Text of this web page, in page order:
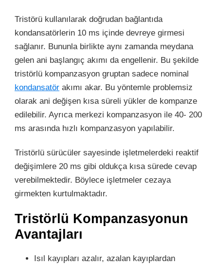
Tristörü kullanılarak doğrudan bağlantıda
kondansatörlerin 10 ms içinde devreye girmesi
sağlanır. Bununla birlikte aynı zamanda meydana
gelen ani başlangıç akımı da engellenir. Bu şekilde
tristörlü kompanzasyon gruptan sadece nominal
kondansatör akımı akar. Bu yöntemle problemsiz
olarak ani değişen kısa süreli yükler de kompanze
edilebilir. Ayrıca merkezi kompanzasyon ile 40- 200
ms arasında hızlı kompanzasyon yapılabilir.
Tristörlü sürücüler sayesinde işletmelerdeki reaktif
değişimlere 20 ms gibi oldukça kısa sürede cevap
verebilmektedir. Böylece işletmeler cezaya
girmekten kurtulmaktadır.
Tristörlü Kompanzasyonun
Avantajları
Isıl kayıpları azalır, azalan kayıplardan